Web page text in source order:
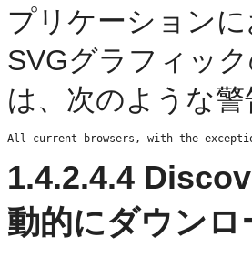
プリケーション
SVGグラフィッ
は、次のような
All current browsers, with the
1.4.2.4.4
動的にダウン